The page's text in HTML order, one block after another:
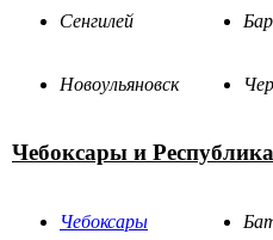
Сенгилей
Новоульяновск
Чебоксары и
Чебоксары